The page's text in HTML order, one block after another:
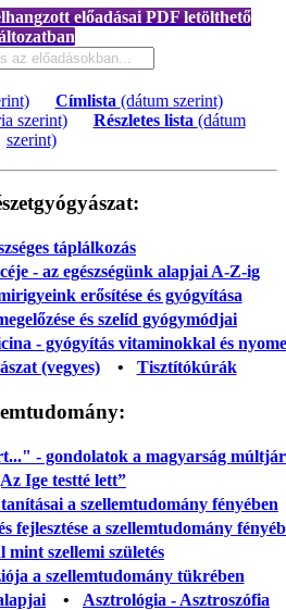
előadásai PDF letölthető
| Címlista (dátum szerint)|
szerint)| Részletes lista (dátum
szerint)
táplálkozás
- az egészségünk alapjai A-Z-ig
erősítése és gyógyítása
és szelíd gyógymódjai
- gyógyítás vitaminokkal és
(vegyes)• Tisztítókúrák
- gondolatok a magyarság
Ige testté lett”
a szellemtudomány fényében
fejlesztése a szellemtudomány
mint szellemi születés
a szellemtudomány tükrében
• Asztrológia - Asztroszófia